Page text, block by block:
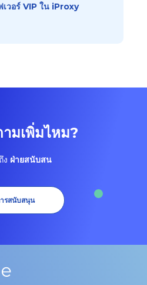
เวอร์ VIP ใน iProxy
มเพิ่มไหม?
ง ฝ่ายสนับสน
รสนับสนุน